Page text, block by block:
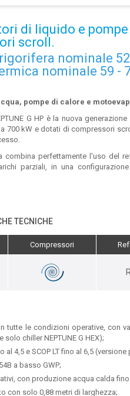
di liquido e
scroll.
nominale 52
nominale 59 -
pompe di calore e
G HP è la nuova
700 kW e dotati di compressori
combina perfettamente l'uso del
parziali, in una
TECNICHE
Compressori
tutte le condizioni operative, con
solo chiller NEPTUNE G HEX);
al 4,5 e SCOP LT fino al 6,5
a basso GWP;
con produzione acqua calda fino
con solo 0,88 metri di larghezza;